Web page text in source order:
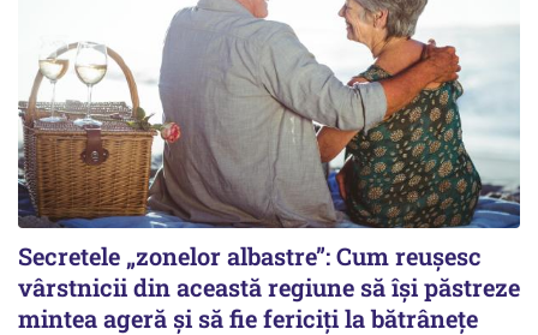
Secretele „zonelor albastre”: Cum reușesc
vârstnicii din această regiune să își păstreze
mintea ageră și să fie fericiți la bătrânețe